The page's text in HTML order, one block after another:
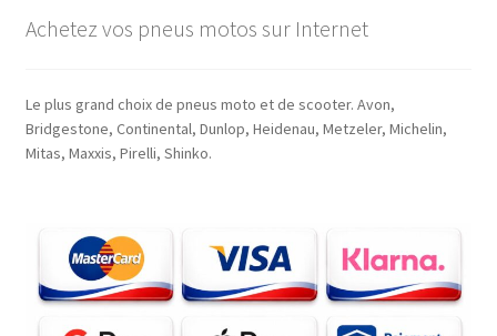
Achetez vos pneus motos sur Internet
Le plus grand choix de pneus moto et de scooter. Avon,
Bridgestone, Continental, Dunlop, Heidenau, Metzeler, Michelin,
Mitas, Maxxis, Pirelli, Shinko.